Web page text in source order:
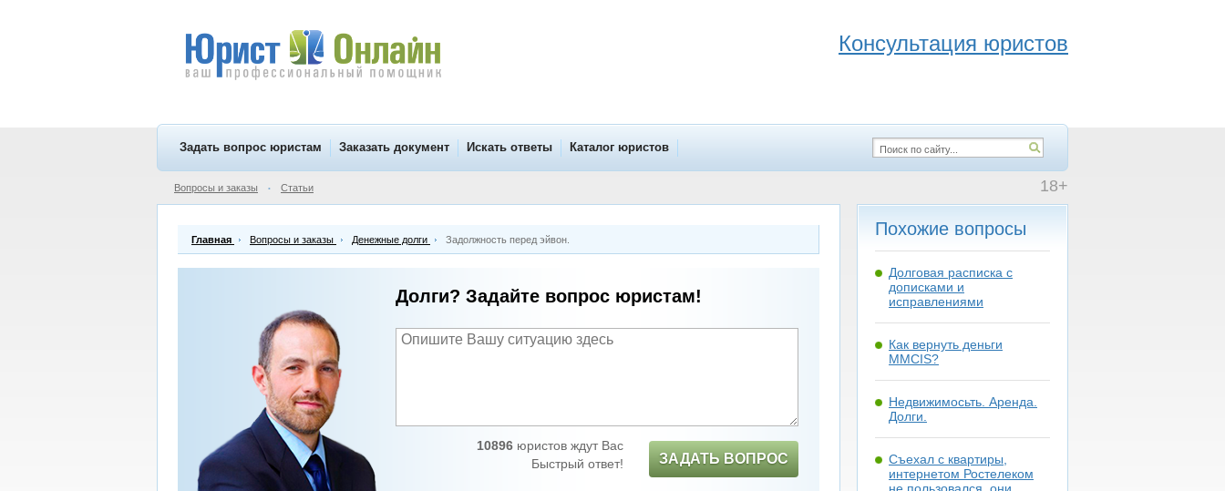
Консультация юристов
Задать вопрос юристам Заказать документ Искать ответы Каталог юристов
18+
Вопросы и заказы • Статьи
Главная Вопросы и заказы Денежные долги Задолжность перед эйвон.
Долги? Задайте вопрос юристам!
10896юристов ждут Вас
Быстрый ответ!
ЗАДАТЬ ВОПРОС
Похожие вопросы
Долговая расписка с
дописками и
исправлениями
Как вернуть деньги
MMCIS?
Недвижимосьть. Аренда.
Долги.
Съехал с квартиры,
интернетом Ростелеком